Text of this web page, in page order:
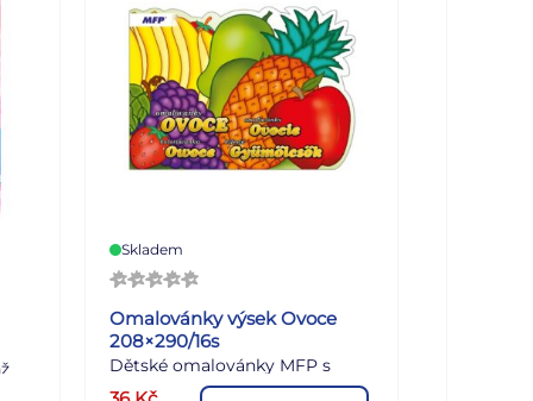
Skladem
Omalovánky výsek Ovoce
208×290/16s
Dětské omalovánky MFP s
výsekem - Ovoce - Udělejte si